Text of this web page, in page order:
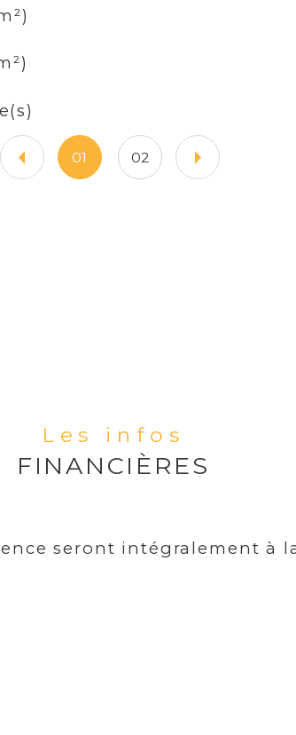
01 02
Les infos
FINANCIÈRES
seront intégralement à